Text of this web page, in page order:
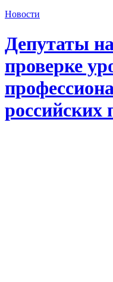
Новости
Депутаты
проверке
российских